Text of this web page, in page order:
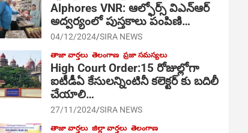
Alphores VNR: ఆల్ఫోర్స్ విఎన్ఆర్
అద్వర్యంలో పుస్తకాలు పంపిణి…
04/12/2024 SIRA NEWS
తాజా వార్తలు తెలంగాణ ప్రజా సమస్యలు
High Court Order:15 రోజుల్లోగా
ఐటీడీఏ కేసులన్నింటినీ కలెక్టర్ కు బదిలీ
చేయాలి…
27/11/2024 SIRA NEWS
తాజా వార్తలు జిల్లా వార్తలు తెలంగాణ